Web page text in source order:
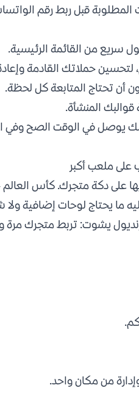
قبل ربط رقم
من القائمة الرئيسية.
حملاتك القادمة
أن تحتاج المتابعة كل لحظة.
المنشأة.
يوصل في الوقت الصح وفي
على ملعب أكبر
على دكة متجرك. كأس
ما يحتاج لوحات إضافية
يشوت: تربط متجرك
من مكان واحد.